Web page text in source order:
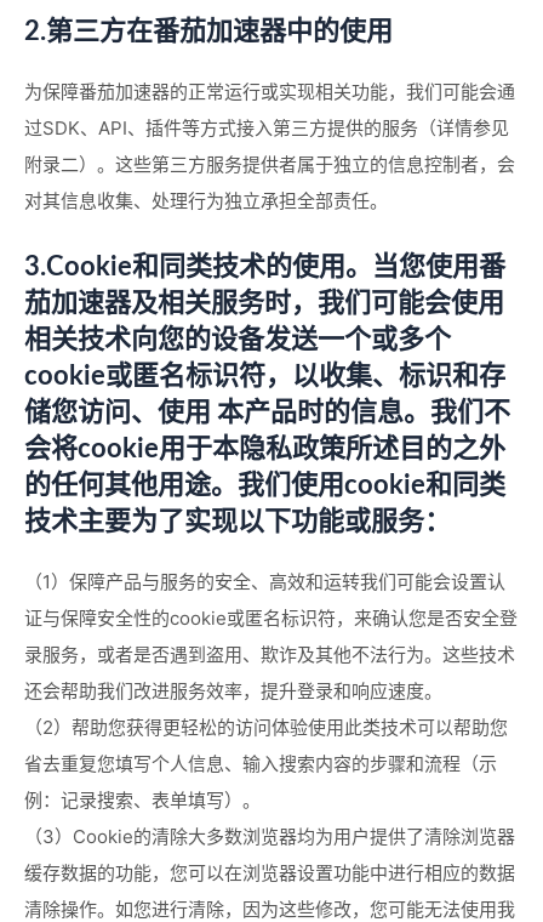
2.第三方在番茄加速器中的使用
为保障番茄加速器的正常运行或实现相关功能，我们可能会通
过SDK、API、插件等方式接入第三方提供的服务（详情参见
附录二）。这些第三方服务提供者属于独立的信息控制者，会
对其信息收集、处理行为独立承担全部责任。
3.Cookie和同类技术的使用。当您使用番
茄加速器及相关服务时，我们可能会使用
相关技术向您的设备发送一个或多个
cookie或匿名标识符，以收集、标识和存
储您访问、使用 本产品时的信息。我们不
会将cookie用于本隐私政策所述目的之外
的任何其他用途。我们使用cookie和同类
技术主要为了实现以下功能或服务：
（1）保障产品与服务的安全、高效和运转我们可能会设置认
证与保障安全性的cookie或匿名标识符，来确认您是否安全登
录服务，或者是否遇到盗用、欺诈及其他不法行为。这些技术
还会帮助我们改进服务效率，提升登录和响应速度。
（2）帮助您获得更轻松的访问体验使用此类技术可以帮助您
省去重复您填写个人信息、输入搜索内容的步骤和流程（示
例：记录搜索、表单填写）。
（3）Cookie的清除大多数浏览器均为用户提供了清除浏览器
缓存数据的功能，您可以在浏览器设置功能中进行相应的数据
清除操作。如您进行清除，因为这些修改，您可能无法使用我